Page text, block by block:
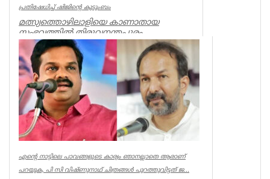
പ്രതിഷേധിച്ച് ഷിജിന്റെ കുടുംബം
മത്സ്യത്തൊഴിലാളിയെ കാണാതായ
സംഭവത്തില്‍ തിരുവനന്തപുരം
മുതലപ്പൊഴിയില്‍ പ്രതിഷേധം ശക്തം.
കാണാതായ ഷിജിന...
Kerala
എന്റെ നാട്ടിലെ പാവങ്ങളുടെ കാര്യം ഞാനല്ലാതെ ആരാണ്
പറയുക, പി സി വിഷ്‌ണുനാഥ് ചിത്രങ്ങൾ പുറത്തുവിട്ടത് ജ...